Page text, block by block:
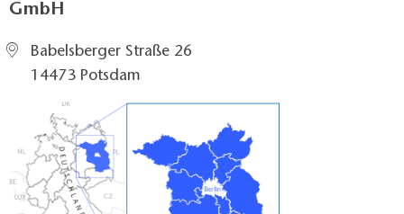
GmbH
Babelsberger Straße 26
14473 Potsdam